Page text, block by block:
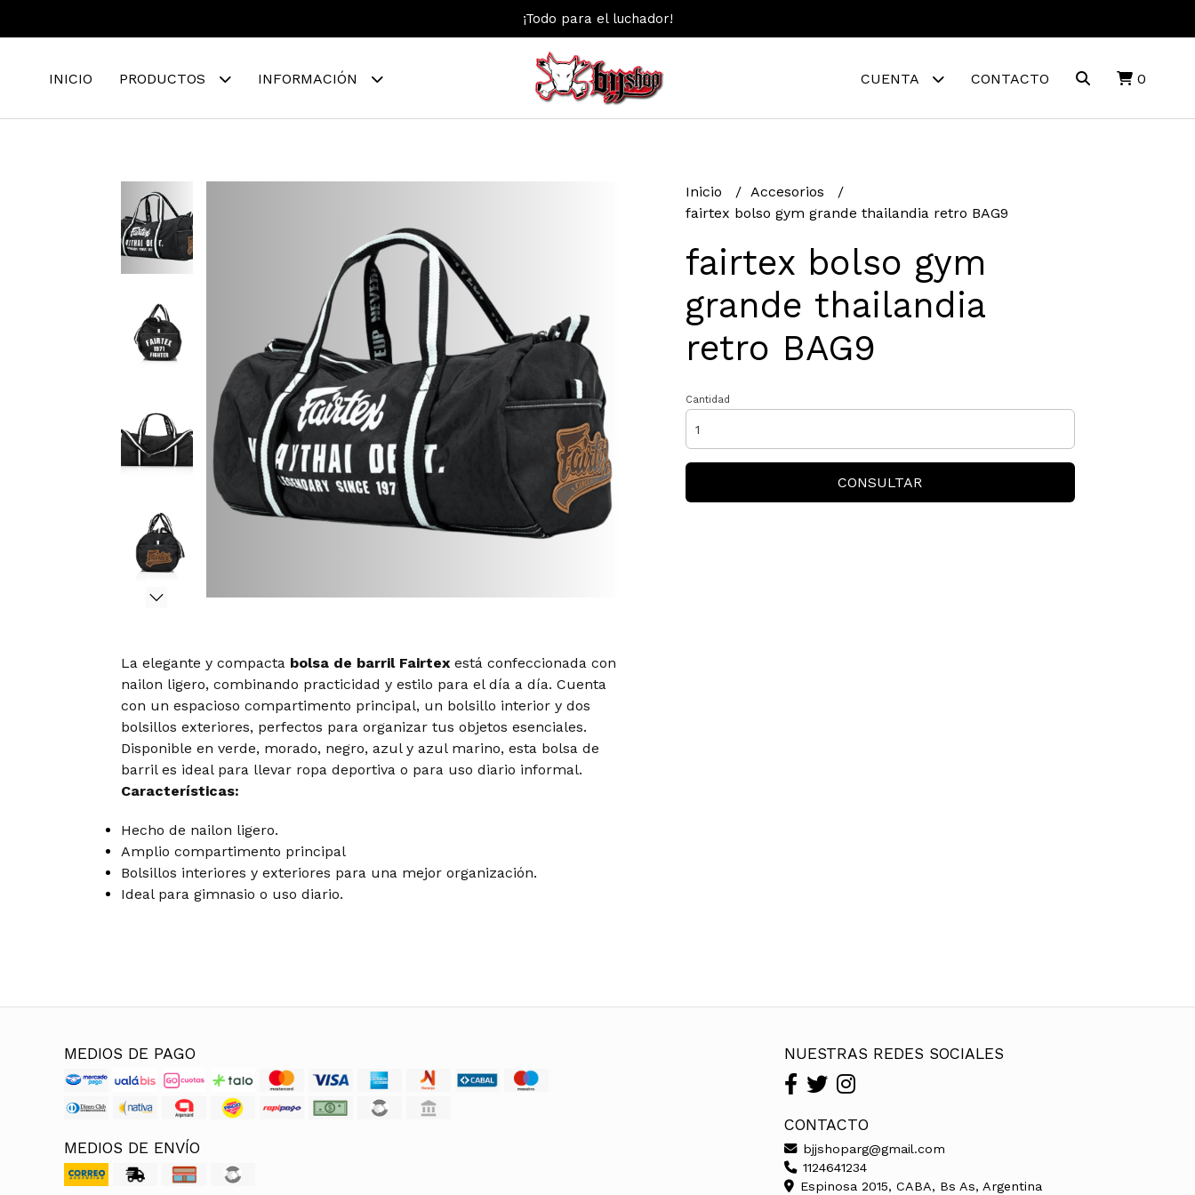
¡Todo para el luchador!
INICIO PRODUCTOS INFORMACIÓN CUENTA CONTACTO 0
La elegante y compacta bolsa de barril Fairtexestá confeccionada con
nailon ligero, combinando practicidad y estilo para el día a día. Cuenta
con un espacioso compartimento principal, un bolsillo interior y dos
bolsillos exteriores, perfectos para organizar tus objetos esenciales.
Disponible en verde, morado, negro, azul y azul marino, esta bolsa de
barril es ideal para llevar ropa deportiva o para uso diario informal.
Características:
Hecho de nailon ligero.
Amplio compartimento principal
Bolsillos interiores y exteriores para una mejor organización.
Ideal para gimnasio o uso diario.
Inicio
Accesorios
fairtex bolso gym grande thailandia retro BAG9
fairtex bolso gym
grande thailandia
retro BAG9
Cantidad
CONSULTAR
MEDIOS DE PAGO
MEDIOS DE ENVÍO
NUESTRAS REDES SOCIALES
CONTACTO
bjjshoparg@gmail.com
1124641234
Espinosa 2015, CABA, Bs As, Argentina